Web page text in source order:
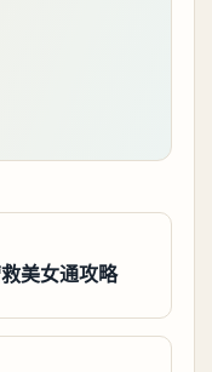
美女通攻略